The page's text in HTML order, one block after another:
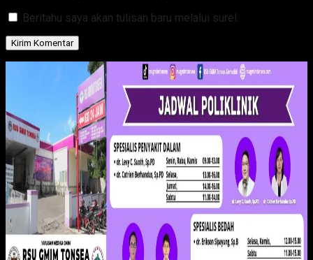
Beritahu saya akan tulisan baru melalui surel.